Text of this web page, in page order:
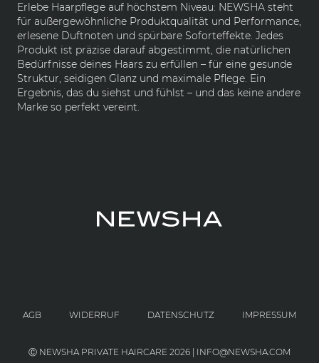
Erlebe Haarpflege auf höchstem Niveau: NEWSHA steht
für außergewöhnliche Produktqualität und Performance,
erlesene Duftnoten und spürbare Soforteffekte. Jedes
Produkt ist präzise darauf abgestimmt, die natürlichen
Bedürfnisse deines Haars zu erfüllen – für eine gesunde
Struktur, seidigen Glanz und maximale Pflege. Ein
Ergebnis, das du siehst und fühlst – und das keine andere
Marke so perfekt vereint.
Ⓒ NEWSHA PRIVATE HAIRCARE 2026 | INFO@NEWSHA.COM
AGB WIDERRUF DATENSCHUTZ IMPRESSUM